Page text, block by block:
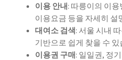
이용 안내: 따릉이의 이
이용요금 등을 자세히 설
대여소 검색: 서울 시내
기반으로 쉽게 찾을 수 있
이용권 구매: 일일권, 정